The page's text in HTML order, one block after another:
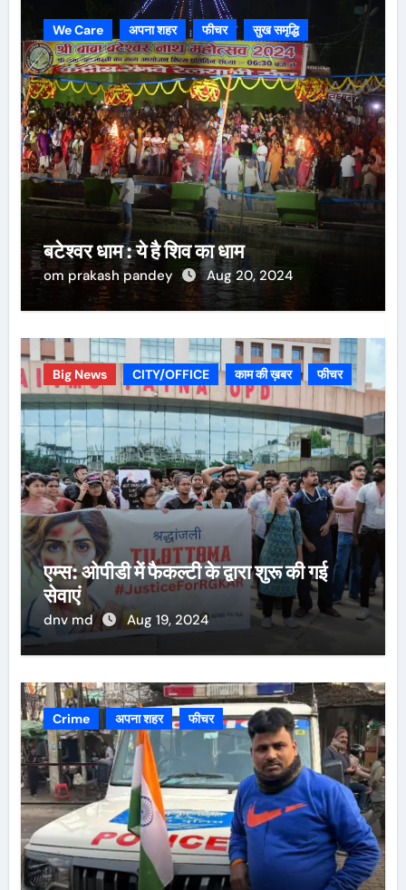
We Care अपना शहर फीचर सुख समृद्धि
बटेश्वर धाम : ये है शिव का धाम
om prakash pandey Aug 20, 2024
Big News CITY/OFFICE काम की ख़बर फीचर
एम्स: ओपीडी में फैकल्टी के द्वारा शुरू की गई
सेवाएं
dnv md Aug 19, 2024
Crime अपना शहर फीचर